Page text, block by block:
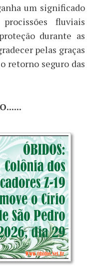
um significado
fluviais
durante as
pelas graças
retorno seguro das